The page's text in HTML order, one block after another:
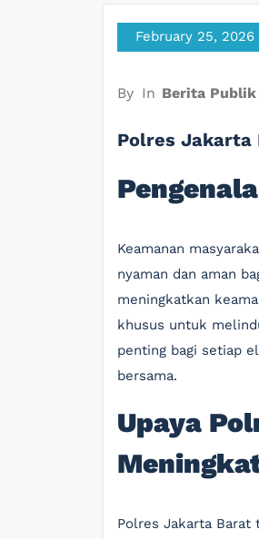
February 25, 2026
By In Berita Publik
Polres Jakarta
Keamanan
nyaman dan aman
meningkatkan
khusus untuk
penting bagi setiap
bersama.
Upaya
Polres Jakarta Barat